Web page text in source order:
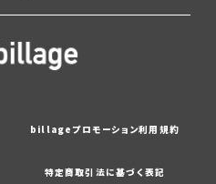
billageプロモーション利用規約
特定商取引法に基づく表記